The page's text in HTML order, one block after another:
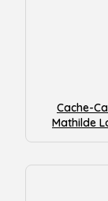
Cache-
Mathilde